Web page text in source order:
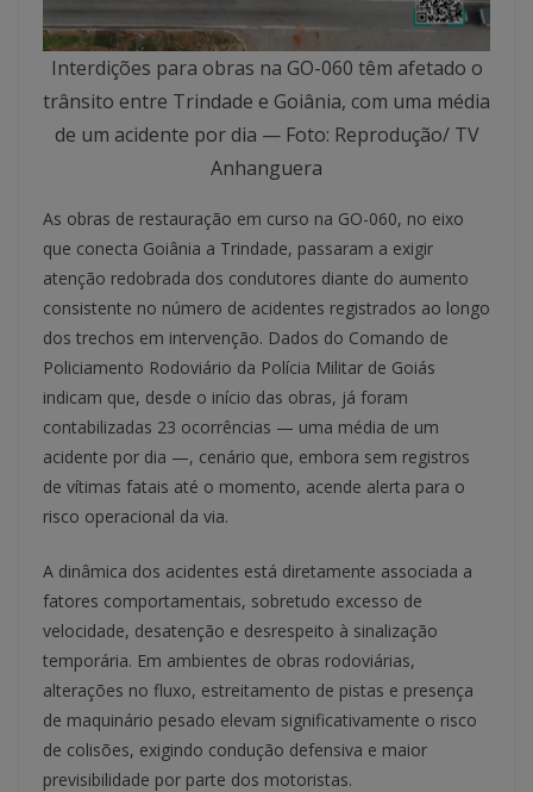
Interdições para obras na GO-060 têm afetado o
trânsito entre Trindade e Goiânia, com uma média
de um acidente por dia — Foto: Reprodução/ TV
Anhanguera
As obras de restauração em curso na GO-060, no eixo
que conecta Goiânia a Trindade, passaram a exigir
atenção redobrada dos condutores diante do aumento
consistente no número de acidentes registrados ao longo
dos trechos em intervenção. Dados do Comando de
Policiamento Rodoviário da Polícia Militar de Goiás
indicam que, desde o início das obras, já foram
contabilizadas 23 ocorrências — uma média de um
acidente por dia —, cenário que, embora sem registros
de vítimas fatais até o momento, acende alerta para o
risco operacional da via.
A dinâmica dos acidentes está diretamente associada a
fatores comportamentais, sobretudo excesso de
velocidade, desatenção e desrespeito à sinalização
temporária. Em ambientes de obras rodoviárias,
alterações no fluxo, estreitamento de pistas e presença
de maquinário pesado elevam significativamente o risco
de colisões, exigindo condução defensiva e maior
previsibilidade por parte dos motoristas.